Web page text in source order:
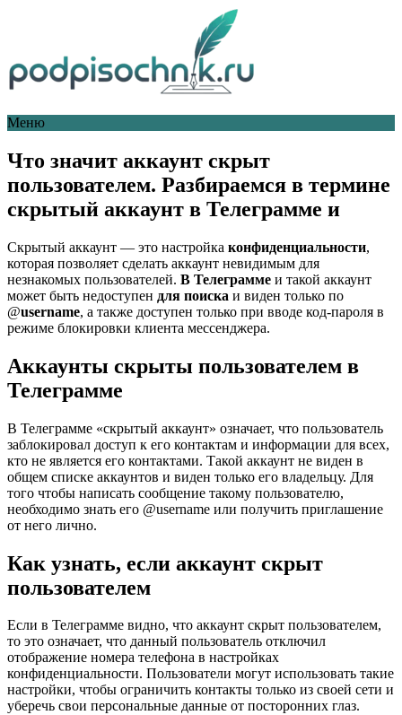
Меню
Что значит аккаунт скрыт
пользователем. Разбираемся в термине
скрытый аккаунт в Телеграмме и
Скрытый аккаунт — это настройка конфиденциальности,
которая позволяет сделать аккаунт невидимым для
незнакомых пользователей. В Телеграмме и такой аккаунт
может быть недоступен для поиска и виден только по
@username, а также доступен только при вводе код-пароля в
режиме блокировки клиента мессенджера.
Аккаунты скрыты пользователем в
Телеграмме
В Телеграмме «скрытый аккаунт» означает, что пользователь
заблокировал доступ к его контактам и информации для всех,
кто не является его контактами. Такой аккаунт не виден в
общем списке аккаунтов и виден только его владельцу. Для
того чтобы написать сообщение такому пользователю,
необходимо знать его @username или получить приглашение
от него лично.
Как узнать, если аккаунт скрыт
пользователем
Если в Телеграмме видно, что аккаунт скрыт пользователем,
то это означает, что данный пользователь отключил
отображение номера телефона в настройках
конфиденциальности. Пользователи могут использовать такие
настройки, чтобы ограничить контакты только из своей сети и
уберечь свои персональные данные от посторонних глаз.